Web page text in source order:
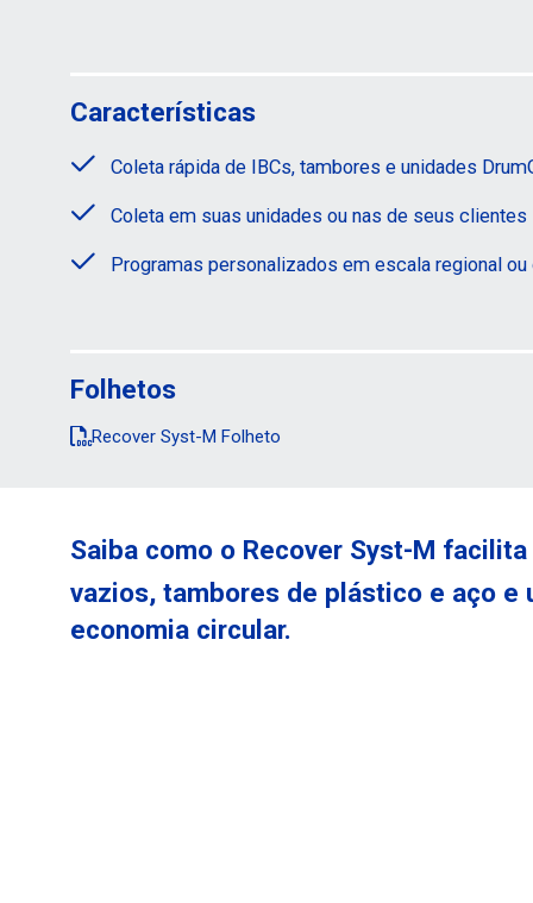
Características
Coleta rápida de IBCs, tambores e unidades
Coleta em suas unidades ou nas de seus clientes
Programas personalizados em escala regional ou
Folhetos
Recover Syst-M Folheto
Saiba como o Recover Syst-M
vazios, tambores de plástico e aço e
economia circular.